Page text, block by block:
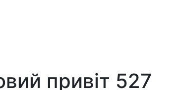
привіт 527